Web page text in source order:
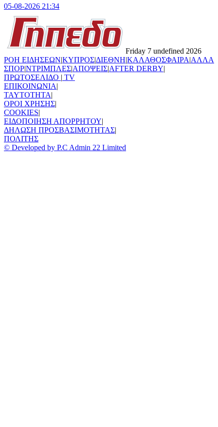
05-08-2026 21:34
Friday 7 undefined 2026
ΡΟΗ ΕΙΔΗΣΕΩΝ|ΚΥΠΡΟΣ|ΔΙΕΘΝΗ|ΚΑΛΑΘΟΣΦΑΙΡΑ|ΑΛΛΑ
ΣΠΟΡ|ΝΤΡΙΜΠΛΕΣ|ΑΠΟΨΕΙΣ|AFTER DERBY|
ΠΡΩΤΟΣΕΛΙΔΟ | TV
ΕΠΙΚΟΙΝΩΝΙΑ|
TAYTOTHTA|
ΟΡΟΙ ΧΡΗΣΗΣ|
COOKIES|
ΕΙΔΟΠΟΙΗΣΗ ΑΠΟΡΡΗΤΟΥ|
ΔΗΛΩΣΗ ΠΡΟΣΒΑΣΙΜΟΤΗΤΑΣ|
ΠΟΛΙΤΗΣ
© Developed by P.C Admin 22 Limited